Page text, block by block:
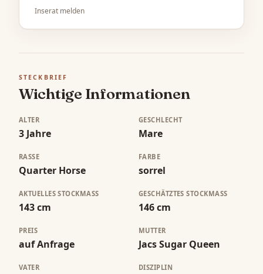
Inserat melden
STECKBRIEF
Wichtige Informationen
ALTER
3 Jahre
GESCHLECHT
Mare
RASSE
Quarter Horse
FARBE
sorrel
AKTUELLES STOCKMASS
143 cm
GESCHÄTZTES STOCKMASS
146 cm
PREIS
auf Anfrage
MUTTER
Jacs Sugar Queen
VATER DISZIPLIN